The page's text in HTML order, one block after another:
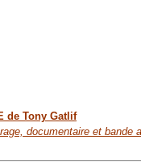
de Tony Gatlif
documentaire et bande